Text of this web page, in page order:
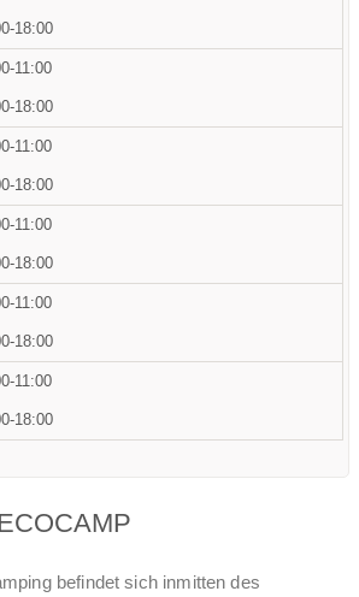
18:00
11:00
18:00
11:00
18:00
11:00
18:00
11:00
18:00
11:00
18:00
befindet sich inmitten des